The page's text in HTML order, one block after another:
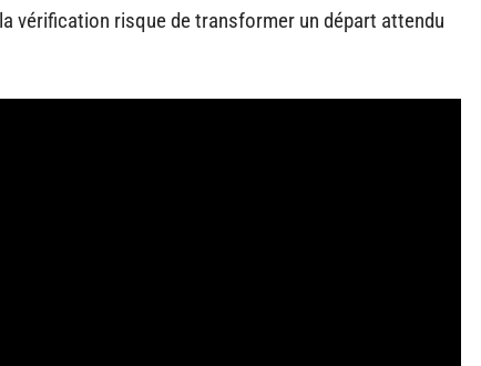
vérification risque de transformer un départ attendu